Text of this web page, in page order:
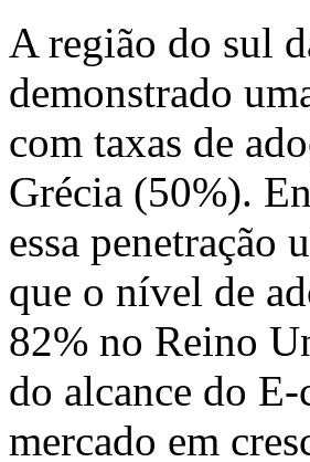
A região do sul
demonstrado
com taxas de
Grécia (50%).
essa penetração
que o nível de
82% no Reino
do alcance do
mercado em